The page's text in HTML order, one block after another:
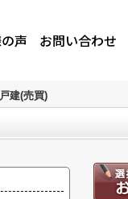
声 お問い合わせ
建(売買)